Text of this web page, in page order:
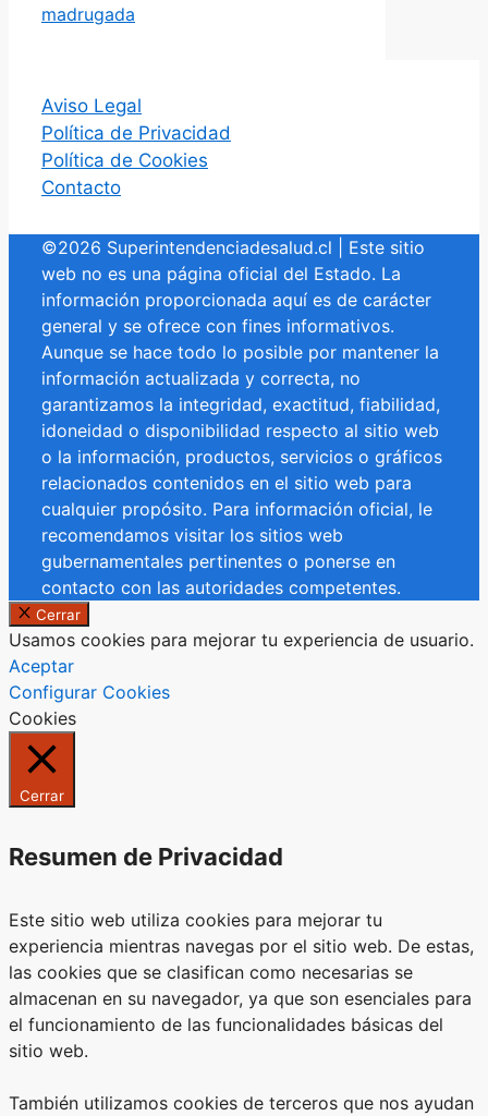
madrugada
Aviso Legal
Política de Privacidad
Política de Cookies
Contacto
©2026 Superintendenciadesalud.cl | Este sitio
web no es una página oficial del Estado. La
información proporcionada aquí es de carácter
general y se ofrece con fines informativos.
Aunque se hace todo lo posible por mantener la
información actualizada y correcta, no
garantizamos la integridad, exactitud, fiabilidad,
idoneidad o disponibilidad respecto al sitio web
o la información, productos, servicios o gráficos
relacionados contenidos en el sitio web para
cualquier propósito. Para información oficial, le
recomendamos visitar los sitios web
gubernamentales pertinentes o ponerse en
contacto con las autoridades competentes.
Cerrar
Usamos cookies para mejorar tu experiencia de usuario.
Aceptar
Configurar Cookies
Cookies
Cerrar
Resumen de Privacidad
Este sitio web utiliza cookies para mejorar tu
experiencia mientras navegas por el sitio web. De estas,
las cookies que se clasifican como necesarias se
almacenan en su navegador, ya que son esenciales para
el funcionamiento de las funcionalidades básicas del
sitio web.
También utilizamos cookies de terceros que nos ayudan